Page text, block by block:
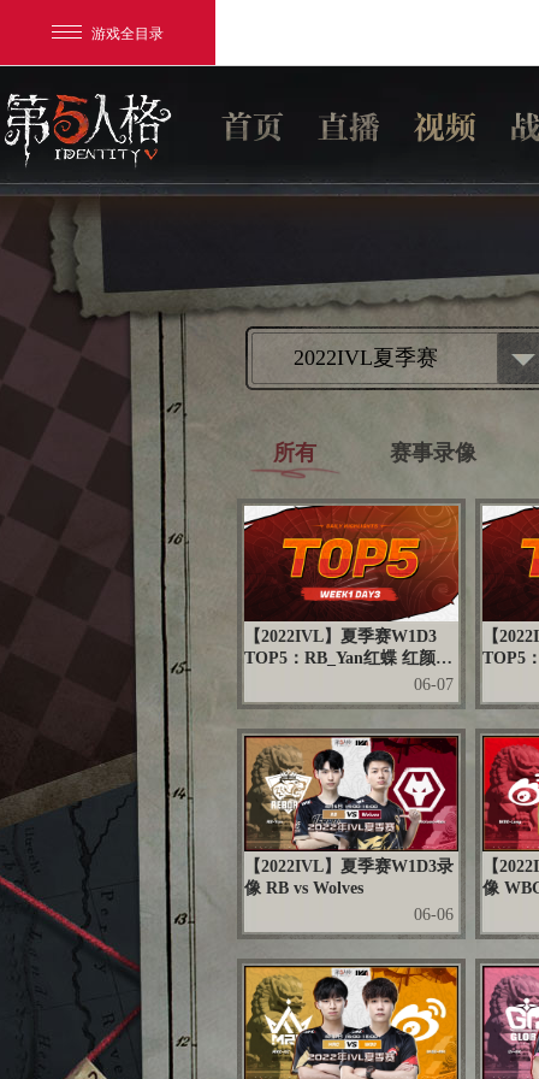
游戏全目录
游戏爱好者
我的足迹：
2022IVL夏季赛
所有 赛事录像
【2022IVL】夏季赛W1D3
TOP5：RB_Yan红蝶 红颜一
06-07
【
TOP5
【2022IVL】夏季赛W1D3录
像 RB vs Wolves
06-06
【
像